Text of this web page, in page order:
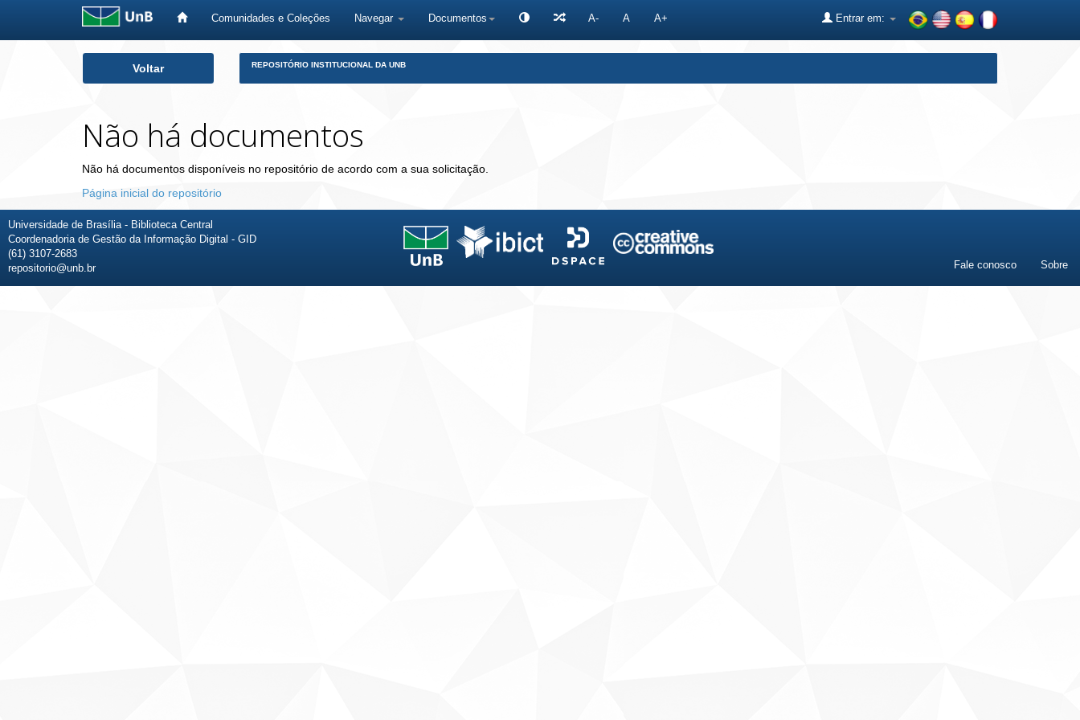
Comunidades e Coleções Navegar Documentos A- A A+ Entrar em:
Voltar REPOSITÓRIO INSTITUCIONAL DA UNB
Não há documentos
Não há documentos disponíveis no repositório de acordo com a sua solicitação.
Página inicial do repositório
Universidade de Brasília - Biblioteca Central
Coordenadoria de Gestão da Informação Digital - GID
(61) 3107-2683
repositorio@unb.br
Fale conosco Sobre